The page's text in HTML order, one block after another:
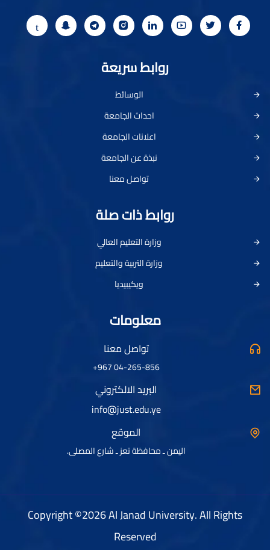
روابط سريعة
الوسائط
احداث الجامعة
اعلانات الجامعة
نبذة عن الجامعة
تواصل معنا
روابط ذات صلة
وزارة التعليم العالي
وزارة التربية والتعليم
ويكيبيديا
معلومات
تواصل معنا
04-265-856 967+
البريد الالكتروني
info@just.edu.ye
الموقع
اليمن ـ محافظة تعز ـ شارع المصلى.
Copyright ©2026 Al Janad University. All Rights
Reserved